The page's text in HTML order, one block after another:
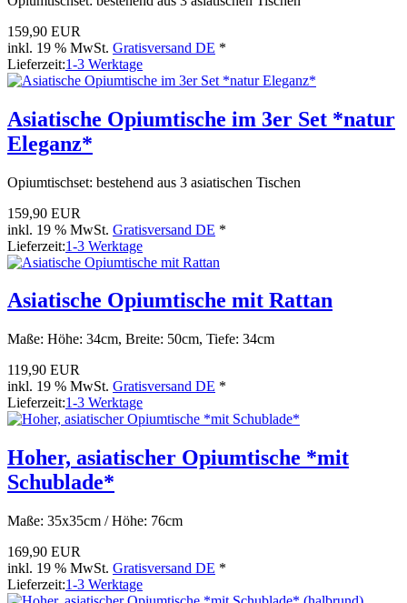
159,90 EUR
inkl. 19 % MwSt. Gratisversand DE *
Lieferzeit:1-3 Werktage
Asiatische Opiumtische im 3er Set *natur
Eleganz*
Opiumtischset: bestehend aus 3 asiatischen Tischen
159,90 EUR
inkl. 19 % MwSt. Gratisversand DE *
Lieferzeit:1-3 Werktage
Asiatische Opiumtische mit Rattan
Maße: Höhe: 34cm, Breite: 50cm, Tiefe: 34cm
119,90 EUR
inkl. 19 % MwSt. Gratisversand DE *
Lieferzeit:1-3 Werktage
Hoher, asiatischer Opiumtische *mit
Schublade*
Maße: 35x35cm / Höhe: 76cm
169,90 EUR
inkl. 19 % MwSt. Gratisversand DE *
Lieferzeit:1-3 Werktage